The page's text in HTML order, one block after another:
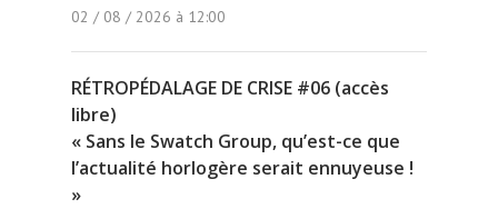
02 / 08 / 2026 à 12:00
RÉTROPÉDALAGE DE CRISE #06 (accès
libre)
« Sans le Swatch Group, qu’est-ce que
l’actualité horlogère serait ennuyeuse !
»